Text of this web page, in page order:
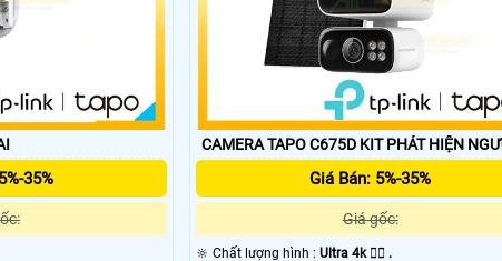
KIT AI
35%
CAMERA TAPO C675D KIT PHÁT HIỆN
Giá Bán: 5%-35%
Giá gốc:
🔆 Chất lượng hình :Ultra 4k 👍🏾 .